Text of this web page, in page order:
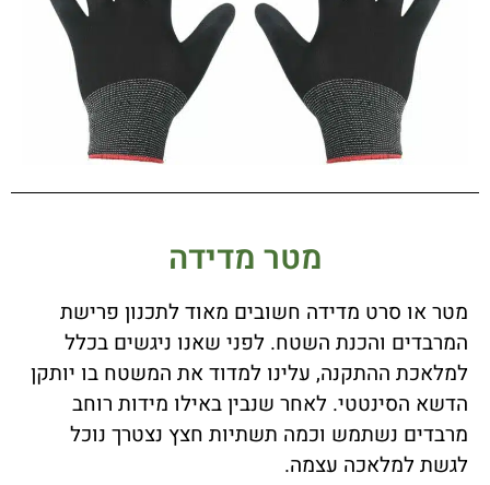
מטר מדידה
מטר או סרט מדידה חשובים מאוד לתכנון פרישת
המרבדים והכנת השטח. לפני שאנו ניגשים בכלל
למלאכת ההתקנה, עלינו למדוד את המשטח בו יותקן
הדשא הסינטטי. לאחר שנבין באילו מידות רוחב
מרבדים נשתמש וכמה תשתיות חצץ נצטרך נוכל
לגשת למלאכה עצמה.